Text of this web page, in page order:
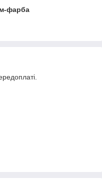
фарба